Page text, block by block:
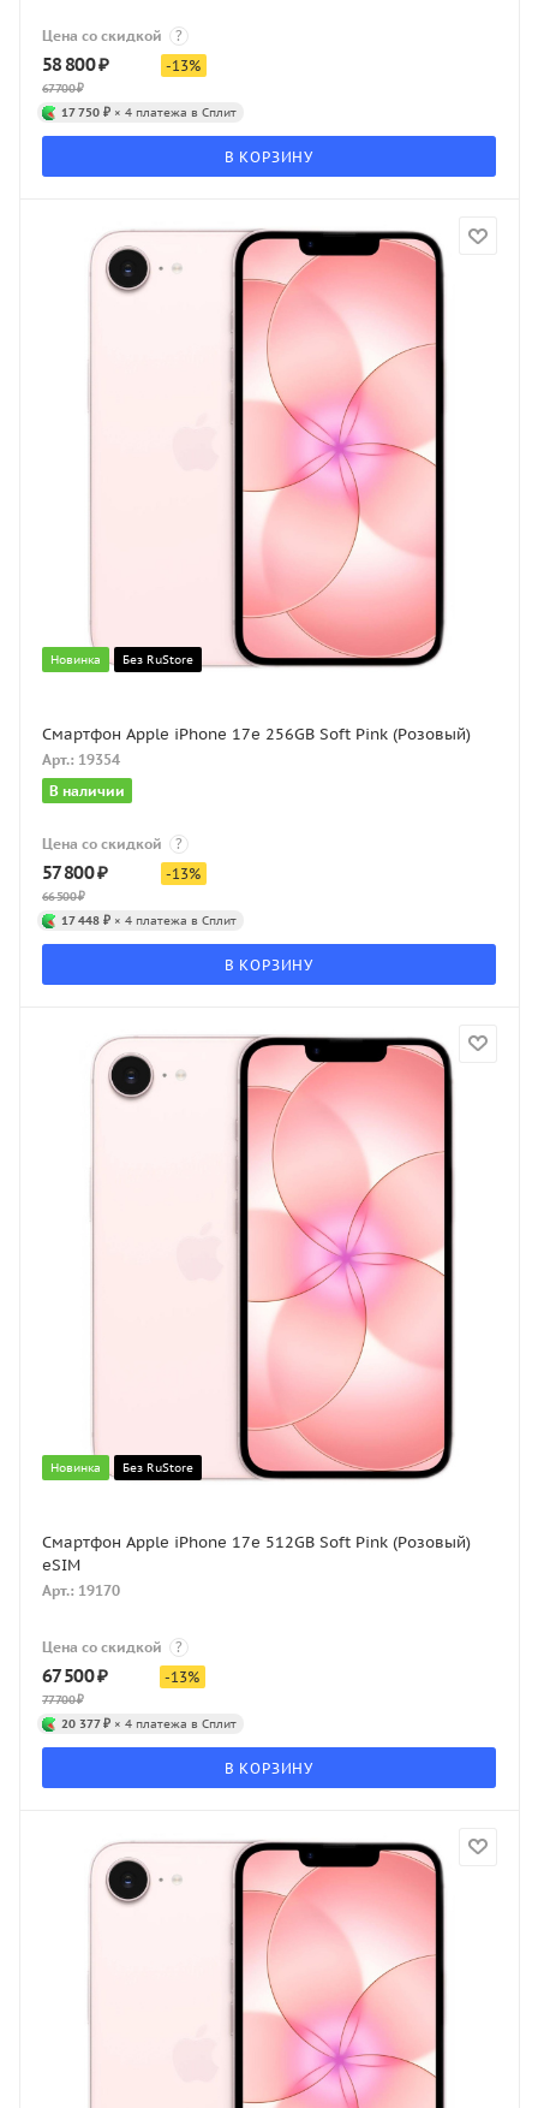
Цена со скидкой ?
58 800₽
67 700₽
-13%
17 750 ₽ × 4 платежа в Сплит
В КОРЗИНУ
Новинка Без RuStore
Смартфон Apple iPhone 17e 256GB Soft Pink (Розовый)
Арт.: 19354
В наличии
Цена со скидкой ?
57 800₽
66 500₽
-13%
17 448 ₽ × 4 платежа в Сплит
В КОРЗИНУ
Новинка Без RuStore
Смартфон Apple iPhone 17e 512GB Soft Pink (Розовый)
eSIM
Арт.: 19170
Цена со скидкой ?
67 500₽
77 700₽
-13%
20 377 ₽ × 4 платежа в Сплит
В КОРЗИНУ